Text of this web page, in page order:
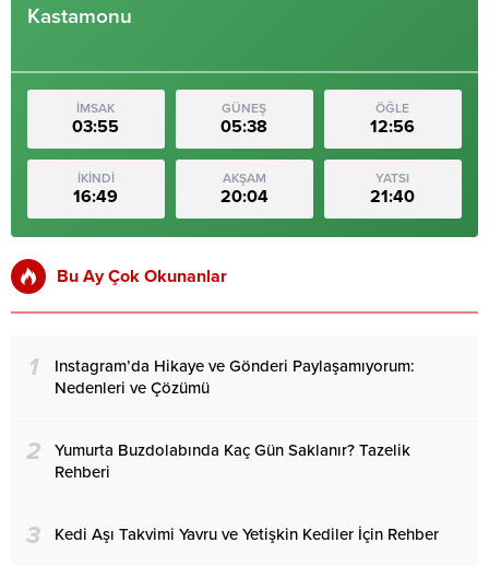
Kastamonu
İMSAK
03:55
GÜNEŞ
05:38
ÖĞLE
12:56
İKİNDİ
16:49
AKŞAM
20:04
YATSI
21:40
Bu Ay Çok Okunanlar
1
Instagram’da Hikaye ve Gönderi Paylaşamıyorum:
Nedenleri ve Çözümü
2
Yumurta Buzdolabında Kaç Gün Saklanır? Tazelik
Rehberi
3 Kedi Aşı Takvimi Yavru ve Yetişkin Kediler İçin Rehber